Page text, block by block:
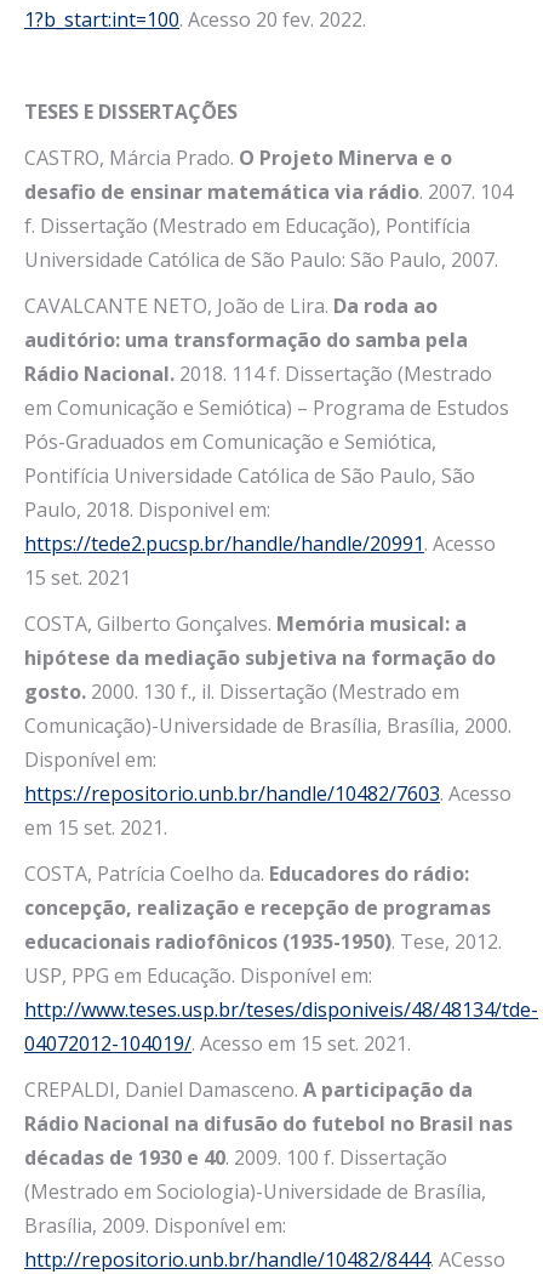
1?b_start:int=100. Acesso 20 fev. 2022.
TESES E DISSERTAÇÕES
CASTRO, Márcia Prado. O Projeto Minerva e o
desafio de ensinar matemática via rádio. 2007. 104
f. Dissertação (Mestrado em Educação), Pontifícia
Universidade Católica de São Paulo: São Paulo, 2007.
CAVALCANTE NETO, João de Lira. Da roda ao
auditório: uma transformação do samba pela
Rádio Nacional. 2018. 114 f. Dissertação (Mestrado
em Comunicação e Semiótica) – Programa de Estudos
Pós-Graduados em Comunicação e Semiótica,
Pontifícia Universidade Católica de São Paulo, São
Paulo, 2018. Disponivel em:
https://tede2.pucsp.br/handle/handle/20991. Acesso
15 set. 2021
COSTA, Gilberto Gonçalves. Memória musical: a
hipótese da mediação subjetiva na formação do
gosto. 2000. 130 f., il. Dissertação (Mestrado em
Comunicação)-Universidade de Brasília, Brasília, 2000.
Disponível em:
https://repositorio.unb.br/handle/10482/7603. Acesso
em 15 set. 2021.
COSTA, Patrícia Coelho da. Educadores do rádio:
concepção, realização e recepção de programas
educacionais radiofônicos (1935-1950). Tese, 2012.
USP, PPG em Educação. Disponível em:
http://www.teses.usp.br/teses/disponiveis/48/48134/tde-
04072012-104019/. Acesso em 15 set. 2021.
CREPALDI, Daniel Damasceno. A participação da
Rádio Nacional na difusão do futebol no Brasil nas
décadas de 1930 e 40. 2009. 100 f. Dissertação
(Mestrado em Sociologia)-Universidade de Brasília,
Brasília, 2009. Disponível em:
http://repositorio.unb.br/handle/10482/8444. ACesso